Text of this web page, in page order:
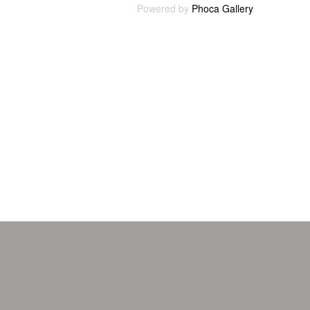
Powered by Phoca Gallery